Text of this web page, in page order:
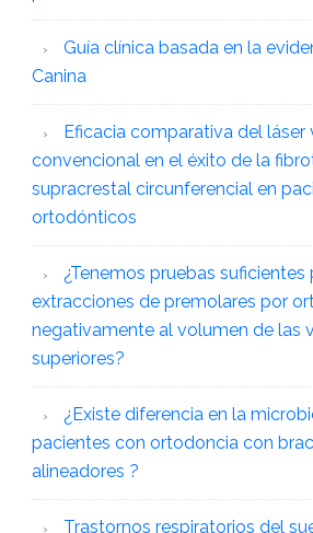
Guía clínica basada en la
Canina
Eficacia comparativa del láser
convencional en el éxito de la
supracrestal circunferencial en
ortodónticos
¿Tenemos pruebas suficientes
extracciones de premolares por
negativamente al volumen de las
superiores?
¿Existe diferencia en la
pacientes con ortodoncia con
alineadores ?
Trastornos respiratorios del